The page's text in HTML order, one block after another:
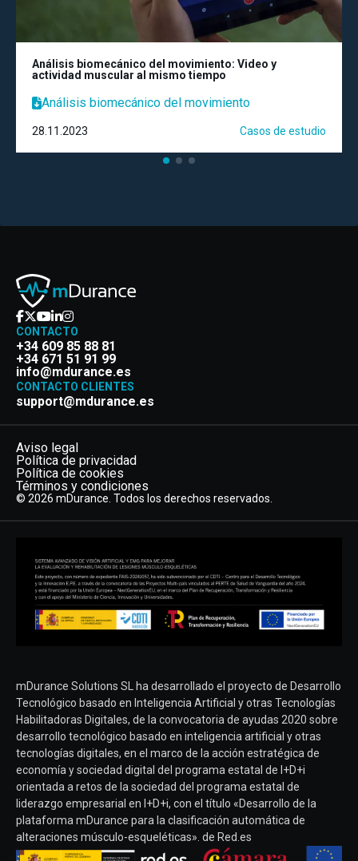
Análisis biomecánico del movimiento: Video y
actividad muscular al mismo tiempo
Análisis biomecánico del movimiento
28.11.2023 Casos de estudio
CONTACTO
+34 609 85 88 81
+34 671 51 91 99
info@mdurance.es
CONTACTO CLIENTES
support@mdurance.es
Aviso legal
Política de privacidad
Política de cookies
Términos y condiciones
© 2026 mDurance. Todos los derechos reservados.
mDurance Solutions SL ha desarrollado el proyecto de Desarrollo
Tecnológico basado en Inteligencia Artificial y otras Tecnologías
Habilitadoras Digitales, de la convocatoria de ayudas 2020 sobre
desarrollo tecnológico basado en inteligencia artificial y otras
tecnologías digitales, en el marco de la acción estratégica de
economía y sociedad digital del programa estatal de I+D+i
orientada a retos de la sociedad del programa estatal de
liderazgo empresarial en I+D+i, con el título «Desarrollo de la
plataforma mDurance para la clasificación automática de
alteraciones músculo-esqueléticas». de Red.es